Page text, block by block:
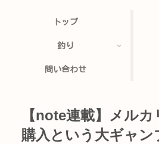
トップ
釣り
問い合わせ
【note連載】メル
購入という大ギャン